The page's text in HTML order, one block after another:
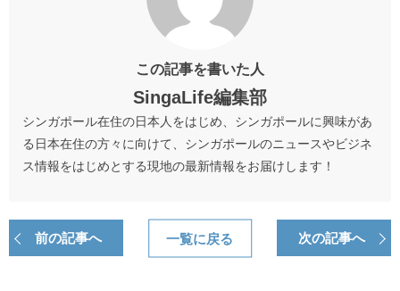
この記事を書いた人
SingaLife編集部
シンガポール在住の日本人をはじめ、シンガポールに興味があ
る日本在住の方々に向けて、シンガポールのニュースやビジネ
ス情報をはじめとする現地の最新情報をお届けします！
前の記事へ 次の記事へ
一覧に戻る